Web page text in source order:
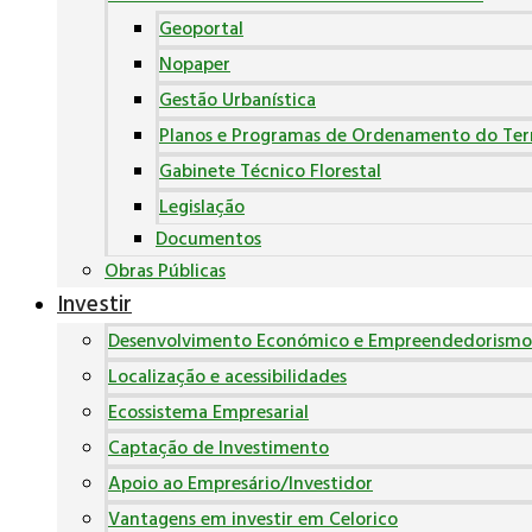
Geoportal
Nopaper
Gestão Urbanística
Planos e Programas de Ordenamento do
Gabinete Técnico Florestal
Legislação
Documentos
Obras Públicas
Investir
Desenvolvimento Económico e Empreendedorismo
Localização e acessibilidades
Ecossistema Empresarial
Captação de Investimento
Apoio ao Empresário/Investidor
Vantagens em investir em Celorico